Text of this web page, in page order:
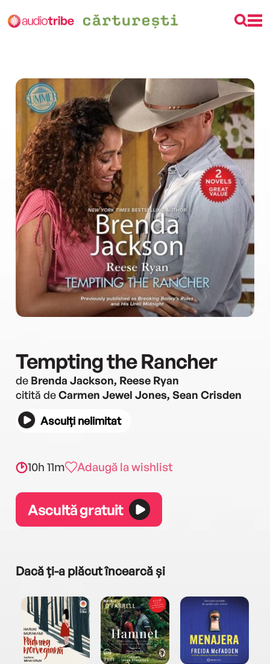
Tempting the Rancher
de Brenda Jackson, Reese Ryan
citită deCarmen Jewel Jones, Sean Crisden
Asculți nelimitat
10h 11m Adaugă la wishlist
Ascultă gratuit
Dacă ți-a plăcut încearcă și